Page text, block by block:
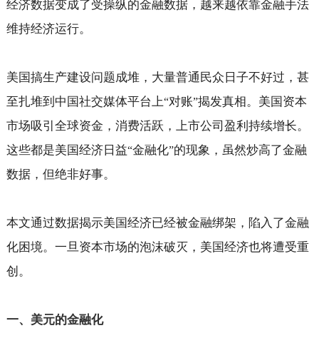
经济数据变成了受操纵的金融数据，越来越依靠金融手法
维持经济运行。
美国搞生产建设问题成堆，大量普通民众日子不好过，甚
至扎堆到中国社交媒体平台上“对账”揭发真相。美国资本
市场吸引全球资金，消费活跃，上市公司盈利持续增长。
这些都是美国经济日益“金融化”的现象，虽然炒高了金融
数据，但绝非好事。
本文通过数据揭示美国经济已经被金融绑架，陷入了金融
化困境。一旦资本市场的泡沫破灭，美国经济也将遭受重
创。
一、美元的金融化